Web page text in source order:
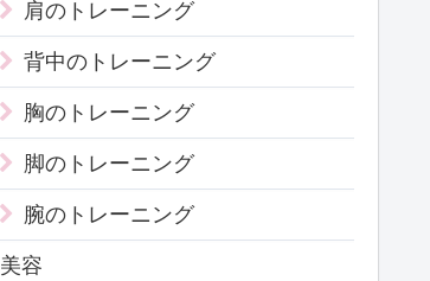
肩のトレーニング
背中のトレーニング
胸のトレーニング
脚のトレーニング
腕のトレーニング
美容